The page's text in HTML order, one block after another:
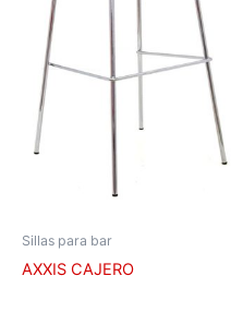
Sillas para bar
AXXIS CAJERO